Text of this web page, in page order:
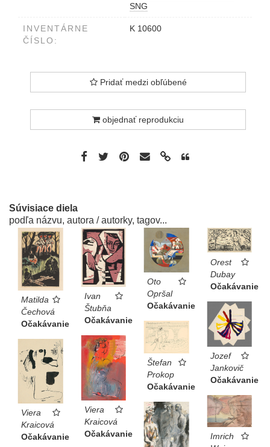
SNG
INVENTÁRNE
ČÍSLO:
K 10600
Pridať medzi obľúbené
objednať reprodukciu
Súvisiace diela
podľa názvu, autora / autorky, tagov...
Matilda
Čechová
Očakávanie
Ivan
Štubňa
Očakávanie
Oto
Opršal
Očakávanie
Orest
Dubay
Očakávanie
Jozef
Jankovič
Očakávanie
Štefan
Prokop
Očakávanie
Viera
Kraicová
Očakávanie
Viera
Kraicová
Očakávanie
Imrich